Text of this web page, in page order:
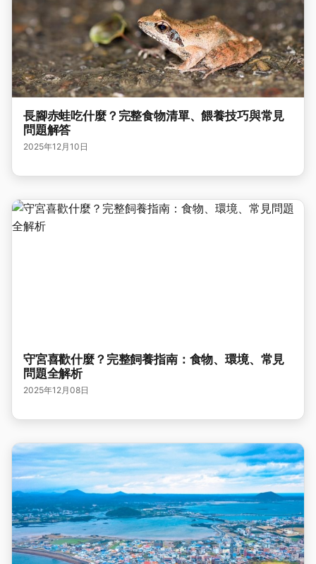
長腳赤蛙吃什麼？完整食物清單、餵養技巧與常見
問題解答
2025年12月10日
守宮喜歡什麼？完整飼養指南：食物、環境、常見
問題全解析
2025年12月08日